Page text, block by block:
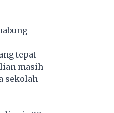
tepat
masih
sekolah